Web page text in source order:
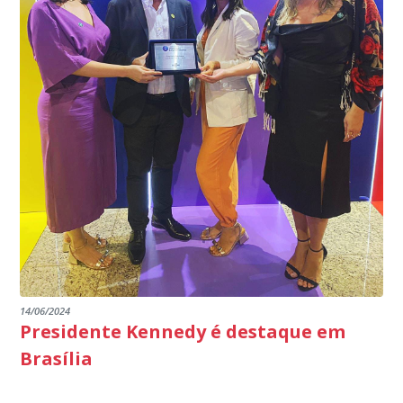
14/06/2024
Presidente Kennedy é destaque em
Brasília